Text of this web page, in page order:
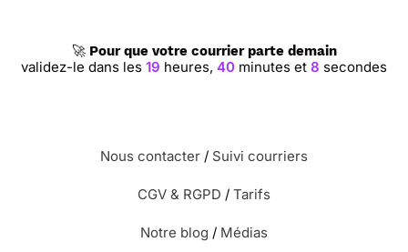
🚀 Pour que votre courrier parte demain
validez-le dans les 19 heures, 40 minutes et 8 secondes
Nous contacter / Suivi courriers
CGV & RGPD / Tarifs
Notre blog / Médias